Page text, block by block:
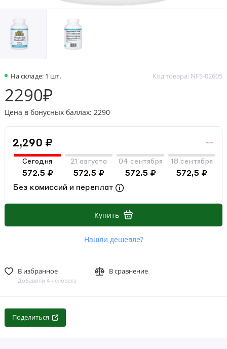
На складе: 1 шт. Код товара: NFS-02605
2290₽
Цена в бонусных баллах: 2290
2,290 ₽
Сегодня
572.5 ₽
21 августа
572.5 ₽
04 сентября
572.5 ₽
18 сентября
572,5 ₽
Без комиссий и переплат
Купить
Нашли дешевле?
В избранное
Добавили 4 человека
В сравнение
Поделиться